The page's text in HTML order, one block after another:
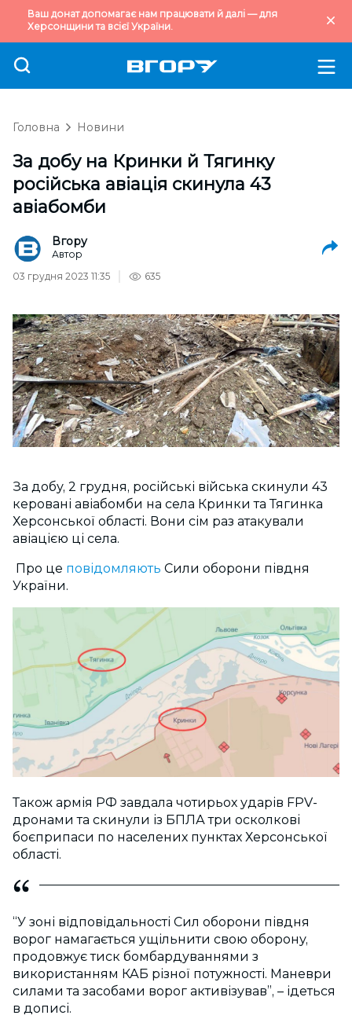
Ваш донат допомагає нам працювати й далі — для
Херсонщини та всієї України.
Головна Новини
За добу на Кринки й Тягинку
російська авіація скинула 43
авіабомби
Вгору
Автор
03 грудня 2023 11:35
635
За добу, 2 грудня, російські війська скинули 43
керовані авіабомби на села Кринки та Тягинка
Херсонської області. Вони сім раз атакували
авіацією ці села.
Про це повідомляють Сили оборони півдня
України.
Також армія РФ завдала чотирьох ударів FPV-
дронами та скинули із БПЛА три осколкові
боєприпаси по населених пунктах Херсонської
області.
“У зоні відповідальності Сил оборони півдня
ворог намагається ущільнити свою оборону,
продовжує тиск бомбардуваннями з
використанням КАБ різної потужності. Маневри
силами та засобами ворог активізував”, – ідеться
в дописі.